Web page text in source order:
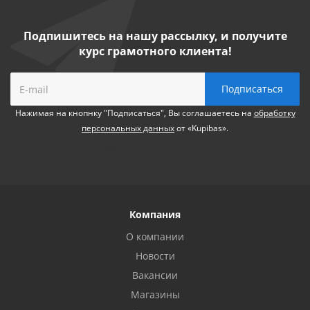
Подпишитесь на нашу рассылку, и получите
курс грамотного клиента!
Нажимая на кнопнку "Подписаться", Вы соглашаетесь на обработку
персональных данныхот «Kupibas».
Компания
О компании
Новости
Вакансии
Магазины